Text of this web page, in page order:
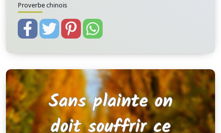
Proverbe chinois